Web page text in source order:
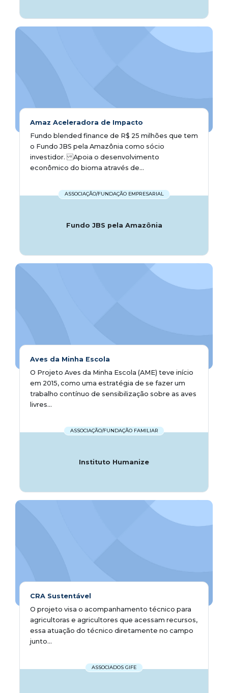
Amaz Aceleradora de Impacto
Fundo blended finance de R$ 25 milhões que tem
o Fundo JBS pela Amazônia como sócio
investidor. Apoia o desenvolvimento
econômico do bioma através de...
ASSOCIAÇÃO/FUNDAÇÃO EMPRESARIAL
Fundo JBS pela Amazônia
Aves da Minha Escola
O Projeto Aves da Minha Escola (AME) teve início
em 2015, como uma estratégia de se fazer um
trabalho contínuo de sensibilização sobre as aves
livres...
ASSOCIAÇÃO/FUNDAÇÃO FAMILIAR
Instituto Humanize
CRA Sustentável
​​​​​O projeto visa o acompanhamento técnico para
agricultoras e agricultores que acessam recursos,
essa atuação do técnico diretamente no campo
junto...
ASSOCIADOS GIFE